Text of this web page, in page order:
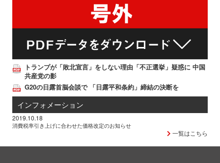
トランプが「敗北宣言」をしない理由「不正選挙」疑惑に 中国
共産党の影
G20の日露首脳会談で 「日露平和条約」締結の決断を
インフォメーション
2019.10.18
消費税率引き上げに合わせた価格改定のお知らせ
一覧はこちら